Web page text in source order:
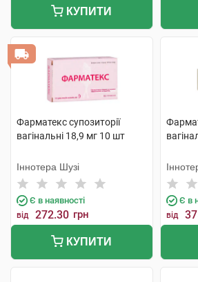
КУПИТИ
Фарматекс супозиторії
вагінальні 18,9 мг 10 шт
Іннотера Шузі
Є в наявності
від 272.30 грн
КУПИТИ
Є в
від